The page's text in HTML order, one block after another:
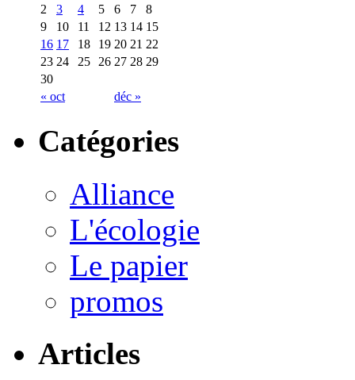
« oct déc »
2
3 4 5 6 7
8
9
10 11 12 13 14 15
16 17 18 19 20 21 22
23 24 25 26 27 28 29
30
Catégories
Alliance
L'écologie
Le papier
promos
Articles